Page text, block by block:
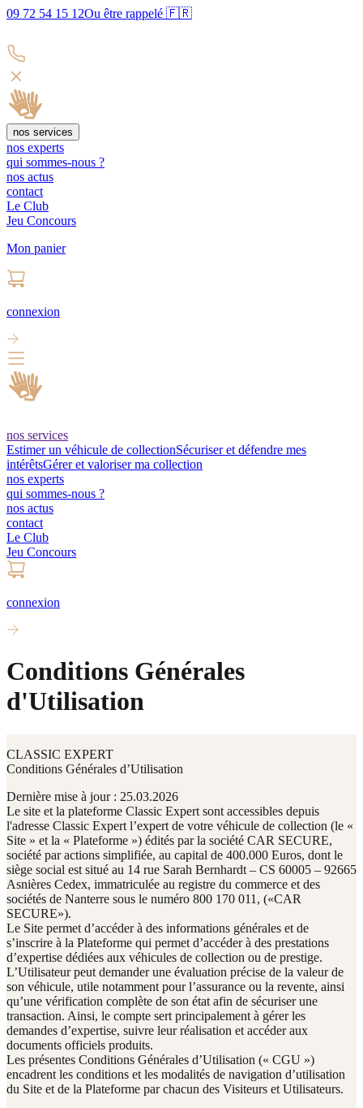
09 72 54 15 12Ou être rappelé 🇫🇷
nos services
nos experts
qui sommes-nous ?
nos actus
contact
Le Club
Jeu Concours
Mon panier
connexion
nos services
Estimer un véhicule de collectionSécuriser et défendre mes
intérêtsGérer et valoriser ma collection
nos experts
qui sommes-nous ?
nos actus
contact
Le Club
Jeu Concours
connexion
Conditions Générales
d'Utilisation
CLASSIC EXPERT
Conditions Générales d’Utilisation
Dernière mise à jour : 25.03.2026
Le site et la plateforme Classic Expert sont accessibles depuis
l'adresse Classic Expert l’expert de votre véhicule de collection (le «
Site » et la « Plateforme ») édités par la société CAR SECURE,
société par actions simplifiée, au capital de 400.000 Euros, dont le
siège social est situé au 14 rue Sarah Bernhardt – CS 60005 – 92665
Asnières Cedex, immatriculée au registre du commerce et des
sociétés de Nanterre sous le numéro 800 170 011, («CAR
SECURE»).
Le Site permet d’accéder à des informations générales et de
s’inscrire à la Plateforme qui permet d’accéder à des prestations
d’expertise dédiées aux véhicules de collection ou de prestige.
L’Utilisateur peut demander une évaluation précise de la valeur de
son véhicule, utile notamment pour l’assurance ou la revente, ainsi
qu’une vérification complète de son état afin de sécuriser une
transaction. Ainsi, le compte sert principalement à gérer les
demandes d’expertise, suivre leur réalisation et accéder aux
documents officiels produits.
Les présentes Conditions Générales d’Utilisation (« CGU »)
encadrent les conditions et les modalités de navigation d’utilisation
du Site et de la Plateforme par chacun des Visiteurs et Utilisateurs.